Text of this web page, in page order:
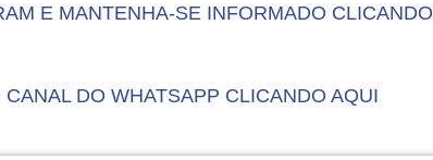
E MANTENHA-SE INFORMADO CLICANDO
DO WHATSAPP CLICANDO AQUI